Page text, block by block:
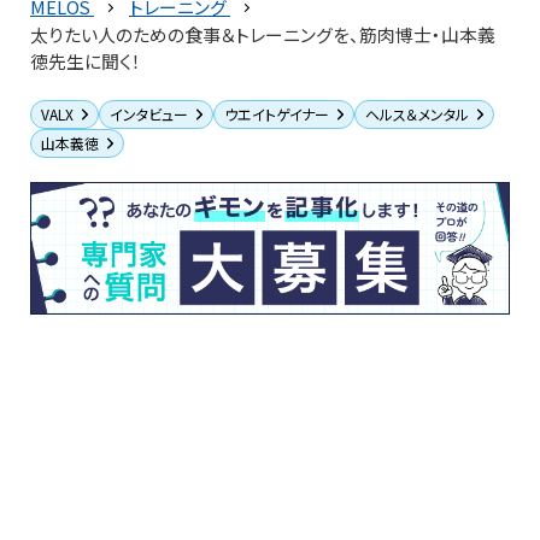
MELOS
トレーニング
太りたい人のための食事＆トレーニングを、筋肉博士・山本義
徳先生に聞く！
VALX インタビュー ウエイトゲイナー
ヘルス＆メンタル
山本義徳